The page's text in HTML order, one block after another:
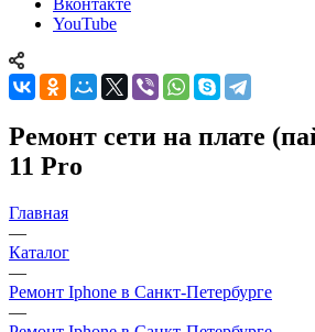
Вконтакте
YouTube
Ремонт сети на плате
11 Pro
Главная
—
Каталог
—
Ремонт Iphone в Санкт-Петербурге
—